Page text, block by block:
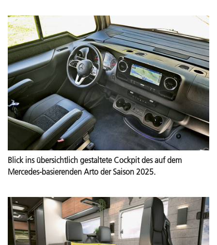
Blick ins übersichtlich gestaltete Cockpit des auf dem
Mercedes-basierenden Arto der Saison 2025.